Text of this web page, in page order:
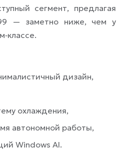
сегмент, предлагая
— заметно ниже, чем у
дизайн,
охлаждения,
автономной работы,
Windows AI.